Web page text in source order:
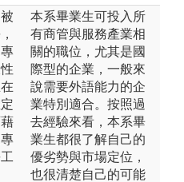
本系畢業生可投入所
有商管與服務產業相
關的職位，尤其是國
際型的企業，一般來
說需要外語能力的企
業特別適合。按照過
去經驗來看，本系畢
業生都很了解自己的
優劣勢與市場定位，
也很清楚自己的可能